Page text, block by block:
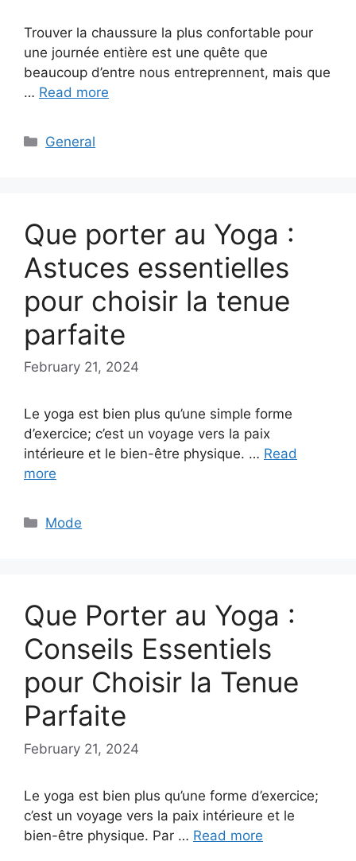
Trouver la chaussure la plus confortable pour
une journée entière est une quête que
beaucoup d’entre nous entreprennent, mais que
… Read more
Categories
General
Que porter au Yoga :
Astuces essentielles
pour choisir la tenue
parfaite
February 21, 2024
Le yoga est bien plus qu’une simple forme
d’exercice; c’est un voyage vers la paix
intérieure et le bien-être physique. … Read
more
Categories
Mode
Que Porter au Yoga :
Conseils Essentiels
pour Choisir la Tenue
Parfaite
February 21, 2024
Le yoga est bien plus qu’une forme d’exercice;
c’est un voyage vers la paix intérieure et le
bien-être physique. Par … Read more